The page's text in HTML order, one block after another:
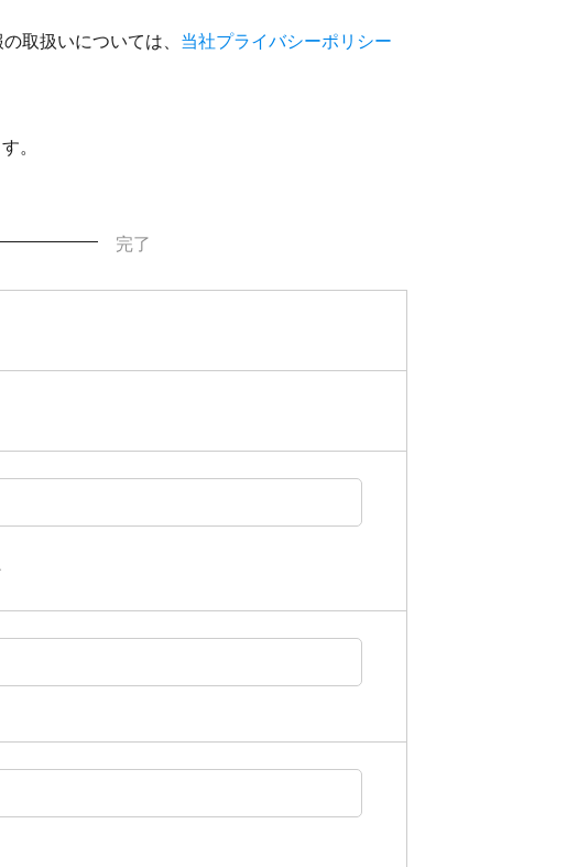
取扱いについては、 当社プライバシーポリシー
。
完了